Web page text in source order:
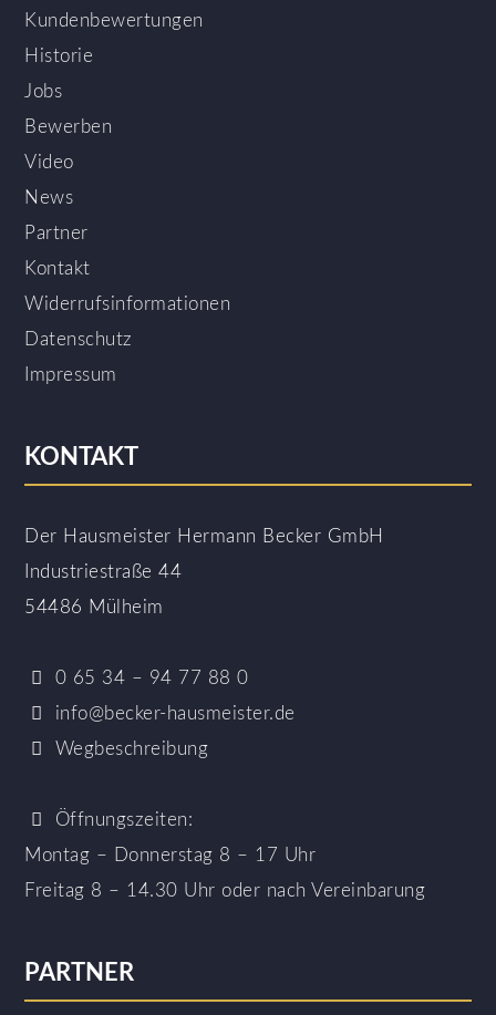
Kundenbewertungen
Historie
Jobs
Bewerben
Video
News
Partner
Kontakt
Widerrufsinformationen
Datenschutz
Impressum
KONTAKT
Der Hausmeister Hermann Becker GmbH
Industriestraße 44
54486 Mülheim
0 65 34 – 94 77 88 0
info@becker-hausmeister.de
Wegbeschreibung
Öffnungszeiten:
Montag – Donnerstag 8 – 17 Uhr
Freitag 8 – 14.30 Uhr oder nach Vereinbarung
PARTNER